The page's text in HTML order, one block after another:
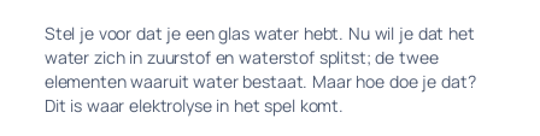
Stel je voor dat je een glas water hebt. Nu wil je dat het
water zich in zuurstof en waterstof splitst; de twee
elementen waaruit water bestaat. Maar hoe doe je dat?
Dit is waar elektrolyse in het spel komt.